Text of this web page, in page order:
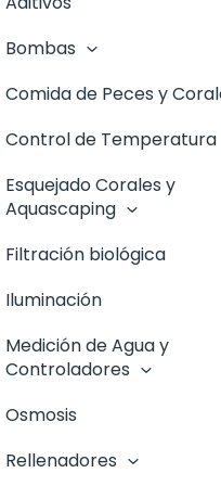
Bombas
Comida de Peces y
Control de Temperatura
Esquejado Corales y
Aquascaping
Filtración biológica
Iluminación
Medición de Agua y
Controladores
Osmosis
Rellenadores